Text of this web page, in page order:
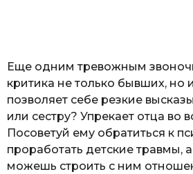
Еще одним тревожным
критика не только бывших, но и
позволяет себе резкие
или сестру? Упрекает отца во
Посоветуй ему обратиться к
проработать детские травмы,
можешь строить с ним